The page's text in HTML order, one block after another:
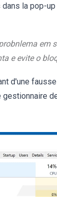
la pop-up
em
e evite o
d'une